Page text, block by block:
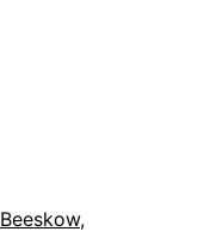
Beeskow,